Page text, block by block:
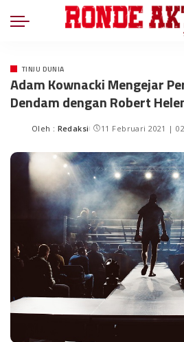
TINJU DUNIA
Adam Kownacki Mengejar
Dendam dengan Robert
Oleh : Redaksi 11 Februari 2021 |